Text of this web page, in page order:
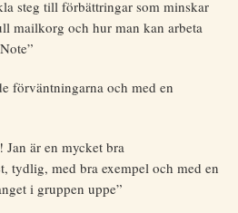
steg till förbättringar som minskar
mailkorg och hur man kan arbeta
förväntningarna och med en
är en mycket bra
tydlig, med bra exempel och med en
i gruppen uppe”